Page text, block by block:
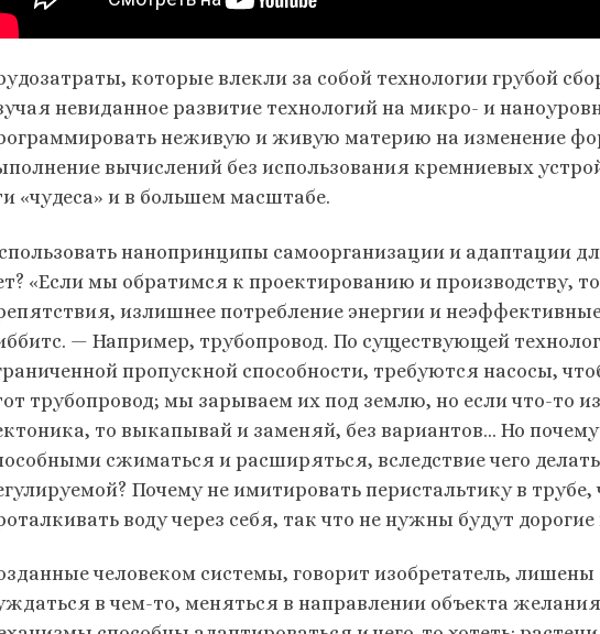
которые влекли за собой технологии грубой
невиданное развитие технологий на микро- и
неживую и живую материю на изменение
вычислений без использования кремниевых
«чудеса» и в большем масштабе.
нанопринципы самоорганизации и адаптации
«Если мы обратимся к проектированию и производству,
излишнее потребление энергии и
— Например, трубопровод. По существующей
пропускной способности, требуются насосы,
трубопровод; мы зарываем их под землю, но если что-то
то выкапывай и заменяй, без вариантов… Но
сжиматься и расширяться, вследствие чего
Почему не имитировать перистальтику в трубе,
воду через себя, так что не нужны будут дорогие
человеком системы, говорит изобретатель,
в чем-то, меняться в направлении объекта